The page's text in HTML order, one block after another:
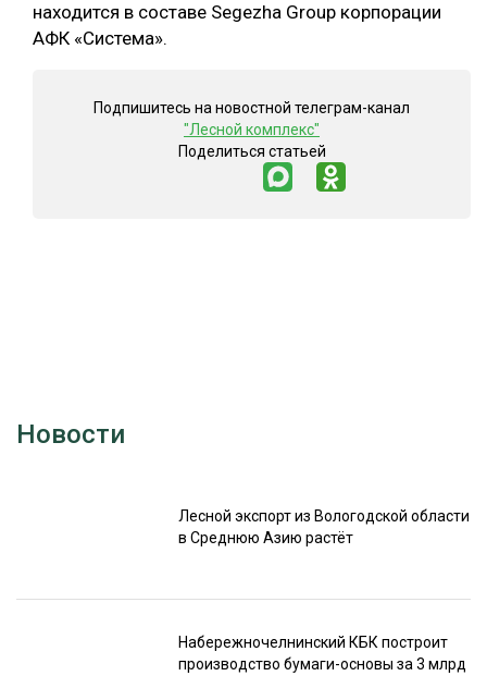
находится в составе Segezha Group корпорации
АФК «Система».
Подпишитесь на новостной телеграм-канал
"Лесной комплекс"
Поделиться статьей
Новости
Лесной экспорт из Вологодской области
в Среднюю Азию растёт
Набережночелнинский КБК построит
производство бумаги-основы за 3 млрд